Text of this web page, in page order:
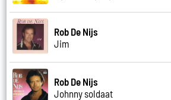
Rob De Nijs
Jim
Rob De Nijs
Johnny soldaat